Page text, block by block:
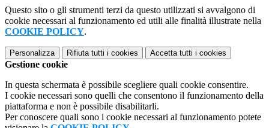
Questo sito o gli strumenti terzi da questo utilizzati si avvalgono di
cookie necessari al funzionamento ed utili alle finalità illustrate nella
COOKIE POLICY.
Personalizza Rifiuta tutti i cookies Accetta tutti i cookies
Gestione cookie
In questa schermata è possibile scegliere quali cookie consentire.
I cookie necessari sono quelli che consentono il funzionamento della
piattaforma e non è possibile disabilitarli.
Per conoscere quali sono i cookie necessari al funzionamento potete